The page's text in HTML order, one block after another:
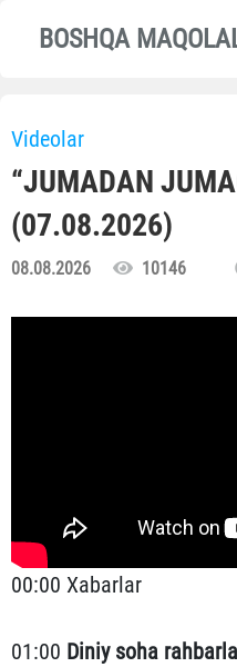
BOSHQA
Videolar
“JUMADAN
(07.08.2026)
08.08.2026 10146
00:00 Xabarlar
01:00 Diniy soha